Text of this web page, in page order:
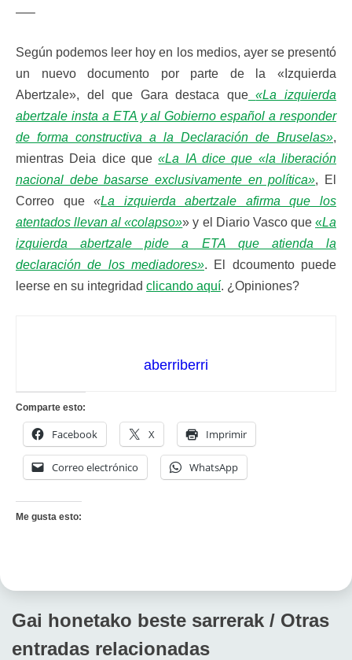
—–
Según podemos leer hoy en los medios, ayer se presentó
un nuevo documento por parte de la «Izquierda
Abertzale», del que Gara destaca que «La izquierda
abertzale insta a ETA y al Gobierno español a responder
de forma constructiva a la Declaración de Bruselas»,
mientras Deia dice que«La IA dice que «la liberación
nacional debe basarse exclusivamente en política», El
Correo que«La izquierda abertzale afirma que los
atentados llevan al «colapso»» y el Diario Vasco que«La
izquierda abertzale pide a ETA que atienda la
declaración de los mediadores». El dcoumento puede
leerse en su integridad clicando aquí. ¿Opiniones?
aberriberri
Comparte esto:
Facebook X Imprimir
Correo electrónico WhatsApp
Me gusta esto:
Gai honetako beste sarrerak / Otras
entradas relacionadas